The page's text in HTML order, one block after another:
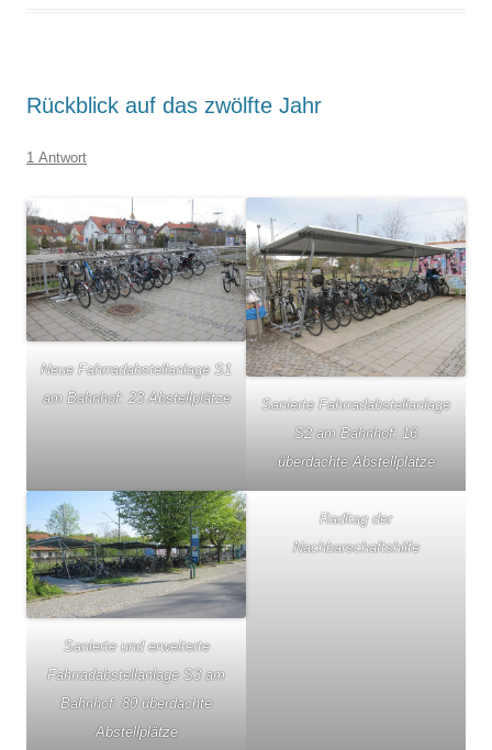
Rückblick auf das zwölfte Jahr
1 Antwort
Neue Fahrradabstellanlage S1
am Bahnhof: 23 Abstellplätze
Sanierte Fahrradabstellanlage
S2 am Bahnhof: 16
überdachte Abstellplätze
Sanierte und erweiterte
Fahrradabstellanlage S3 am
Bahnhof: 80 überdachte
Abstellplätze
Radltag der
Nachbarschaftshilfe